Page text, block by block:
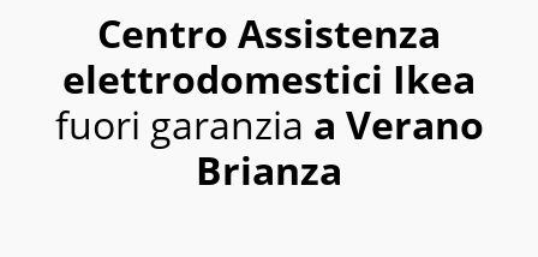
Centro Assistenza
elettrodomestici Ikea
fuori garanzia a Verano
Brianza